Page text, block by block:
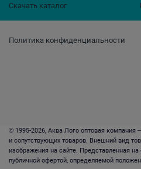
Политика конфиденциальности
Скачать каталог
© 1995-2026, Аква Лого оптовая компания
и сопутствующих товаров. Внешний вид
изображения на сайте. Представленная
публичной офертой, определяемой